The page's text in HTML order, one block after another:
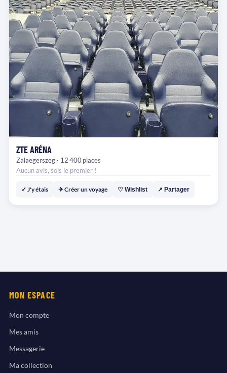
ZTE ARÉNA
Zalaegerszeg · 12 400 places
Aucun avis, sois le premier !
✓ J'y étais ✈ Créer un voyage ♡ Wishlist ↗ Partager
MON ESPACE
Mon compte
Mes amis
Messagerie
Ma collection